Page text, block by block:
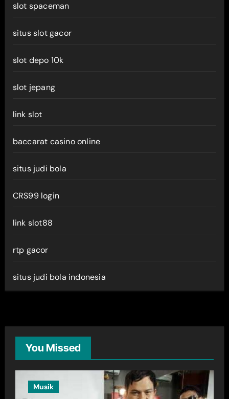
slot spaceman
situs slot gacor
slot depo 10k
slot jepang
link slot
baccarat casino online
situs judi bola
CRS99 login
link slot88
rtp gacor
situs judi bola indonesia
You Missed
Musik